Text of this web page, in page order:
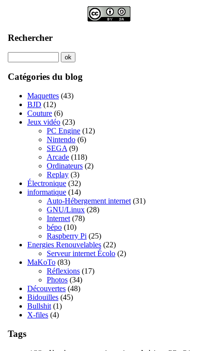
Rechercher
Catégories du blog
Maquettes (43)
BJD (12)
Couture (6)
Jeux vidéo (23)
PC Engine (12)
Nintendo (6)
SEGA (9)
Arcade (118)
Ordinateurs (2)
Replay (3)
Électronique (32)
informatique (14)
Auto-Hébergement internet (31)
GNU/Linux (28)
Internet (78)
bépo (10)
Raspberry Pi (25)
Energies Renouvelables (22)
Serveur internet Écolo (2)
MaKoTo (83)
Réflexions (17)
Photos (34)
Découvertes (48)
Bidouilles (45)
Bullshit (1)
X-files (4)
Tags